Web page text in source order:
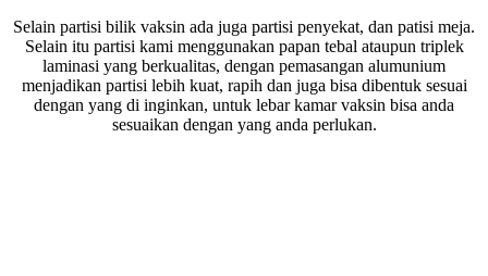
Selain partisi bilik vaksin ada juga partisi penyekat, dan patisi meja.
Selain itu partisi kami menggunakan papan tebal ataupun triplek
laminasi yang berkualitas, dengan pemasangan alumunium
menjadikan partisi lebih kuat, rapih dan juga bisa dibentuk sesuai
dengan yang di inginkan, untuk lebar kamar vaksin bisa anda
sesuaikan dengan yang anda perlukan.